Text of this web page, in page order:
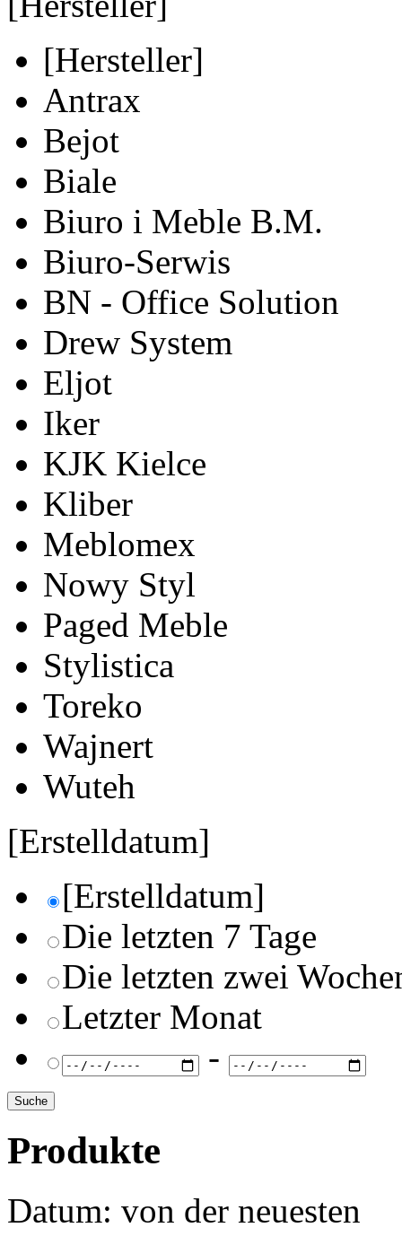
[Hersteller]
Antrax
Bejot
Biale
Biuro i Meble B.M.
Biuro-Serwis
BN - Office Solution
Drew System
Eljot
Iker
KJK Kielce
Kliber
Meblomex
Nowy Styl
Paged Meble
Stylistica
Toreko
Wajnert
Wuteh
[Erstelldatum]
[Erstelldatum]
Die letzten 7 Tage
Die letzten zwei
Letzter Monat
-
Produkte
Datum: von der neuesten